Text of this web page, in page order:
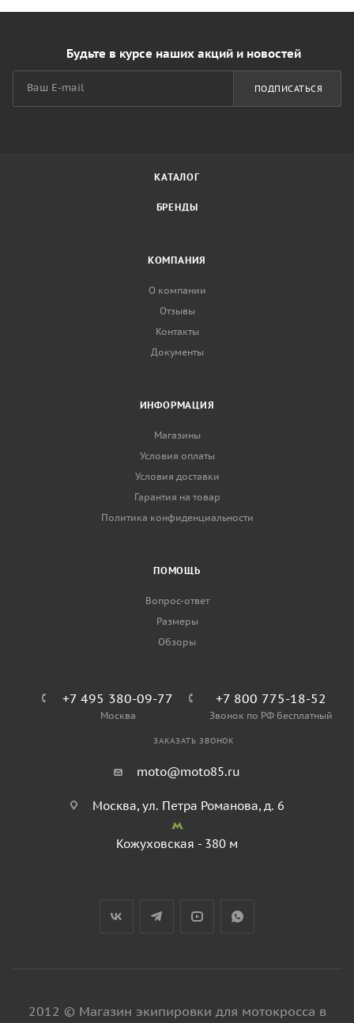
Будьте в курсе наших акций и новостей
ПОДПИСАТЬСЯ
КАТАЛОГ
БРЕНДЫ
КОМПАНИЯ
О компании
Отзывы
Контакты
Документы
ИНФОРМАЦИЯ
Магазины
Условия оплаты
Условия доставки
Гарантия на товар
Политика конфиденциальности
ПОМОЩЬ
Вопрос-ответ
Размеры
Обзоры
+7 495 380-09-77
Москва
+7 800 775-18-52
Звонок по РФ бесплатный
ЗАКАЗАТЬ ЗВОНОК
moto@moto85.ru
Москва, ул. Петра Романова, д. 6
Кожуховская - 380 м
2012 © Магазин экипировки для мотокросса в